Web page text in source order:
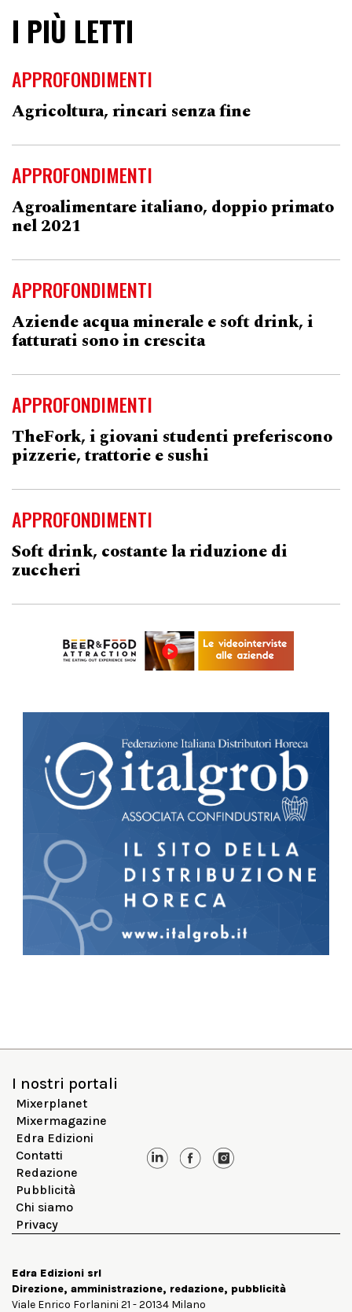
I PIÙ LETTI
APPROFONDIMENTI
Agricoltura, rincari senza fine
APPROFONDIMENTI
Agroalimentare italiano, doppio primato
nel 2021
APPROFONDIMENTI
Aziende acqua minerale e soft drink, i
fatturati sono in crescita
APPROFONDIMENTI
TheFork, i giovani studenti preferiscono
pizzerie, trattorie e sushi
APPROFONDIMENTI
Soft drink, costante la riduzione di
zuccheri
I nostri portali
Mixerplanet
Mixermagazine
Edra Edizioni
Contatti
Redazione
Pubblicità
Chi siamo
Privacy
Edra Edizioni srl
Direzione, amministrazione, redazione, pubblicità
Viale Enrico Forlanini 21 - 20134 Milano